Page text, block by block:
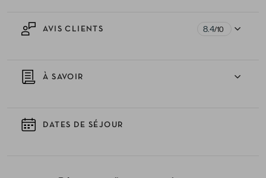
AVIS CLIENTS 8.4/10
À SAVOIR
DATES DE SÉJOUR